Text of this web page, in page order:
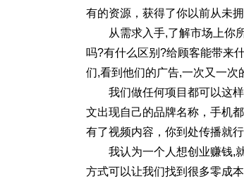
有的资源，获得了你以前从未
从需求入手,了解市场上你
吗?有什么区别?给顾客能带来
们,看到他们的广告,一次又一次
我们做任何项目都可以这
文出现自己的品牌名称，手机
有了视频内容，你到处传播就行
我认为一个人想创业赚钱,
方式可以让我们找到很多零成